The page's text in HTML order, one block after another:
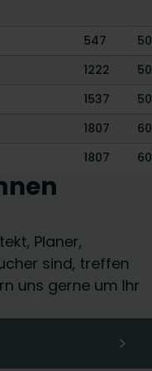
547
1222
1537
1807
1807
Planer,
sind, treffen
uns gerne um Ihr